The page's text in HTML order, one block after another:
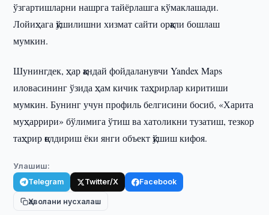
ўзгартишларни нашрга тайёрлашга кўмаклашади.
Лойиҳага қўшилишни хизмат сайти орқали бошлаш
мумкин.
Шунингдек, ҳар қандай фойдаланувчи Yandex Maps
иловасининг ўзида ҳам кичик таҳрирлар киритиши
мумкин. Бунинг учун профиль белгисини босиб, «Харита
муҳаррири» бўлимига ўтиш ва хатоликни тузатиш, тезкор
таҳрир қолдириш ёки янги объект қўшиш кифоя.
Улашиш:
Telegram Twitter/X Facebook
Ҳаволани нусхалаш